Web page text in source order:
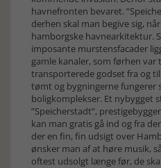
havnefronten bevaret.
derhen skal man begive sig,
hamborgske havnearkitektur.
imposante murstensfacader
gamle kanaler, som førhen
transporterede godset fra og
tømt og bygningerne fungerer
boligkomplekser. Et nybygget
”Speicherstadt”,
kan man gratis gå ind og fra
der en fin, fin udsigt over
ønsker man af at høre musik,
oftest udsolgt længe før, de